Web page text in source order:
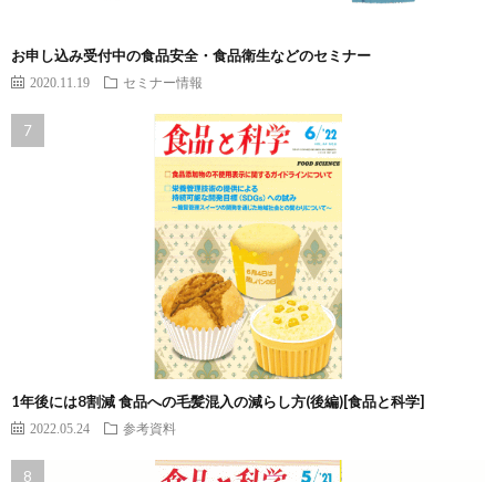
お申し込み受付中の食品安全・食品衛生などのセミナー
2020.11.19 セミナー情報
1年後には8割減 食品への毛髪混入の減らし方(後編)[食品と科学]
2022.05.24 参考資料